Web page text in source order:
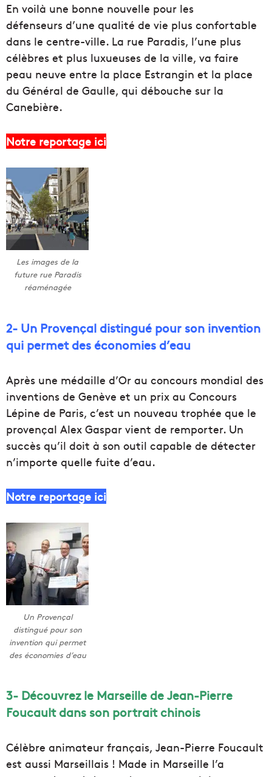
En voilà une bonne nouvelle pour les
défenseurs d’une qualité de vie plus confortable
dans le centre-ville. La rue Paradis, l’une plus
célèbres et plus luxueuses de la ville, va faire
peau neuve entre la place Estrangin et la place
du Général de Gaulle, qui débouche sur la
Canebière.
Notre reportage ici
Les images de la
future rue Paradis
réaménagée
2- Un Provençal distingué pour son invention
qui permet des économies d’eau
Après une médaille d’Or au concours mondial des
inventions de Genève et un prix au Concours
Lépine de Paris, c’est un nouveau trophée que le
provençal Alex Gaspar vient de remporter. Un
succès qu’il doit à son outil capable de détecter
n’importe quelle fuite d’eau.
Notre reportage ici
Un Provençal
distingué pour son
invention qui permet
des économies d’eau
3- Découvrez le Marseille de Jean-Pierre
Foucault dans son portrait chinois
Célèbre animateur français, Jean-Pierre Foucault
est aussi Marseillais ! Made in Marseille l’a